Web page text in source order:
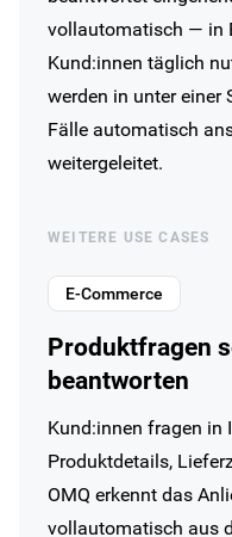
vollautomatisch — in
Kund:innen täglich
werden in unter einer
Fälle automatisch
weitergeleitet.
WEITERE USE CASES
E-Commerce
Produktfragen
beantworten
Kund:innen fragen in
Produktdetails,
OMQ erkennt das
vollautomatisch aus